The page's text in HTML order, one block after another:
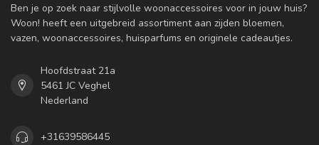
Ben je op zoek naar stijlvolle woonaccessoires voor in jouw huis?
Woon! heeft een uitgebreid assortiment aan zijden bloemen,
vazen, woonaccessoires, huisparfums en originele cadeautjes.
Hoofdstraat 21a
5461 JC Veghel
Nederland
+31639586445